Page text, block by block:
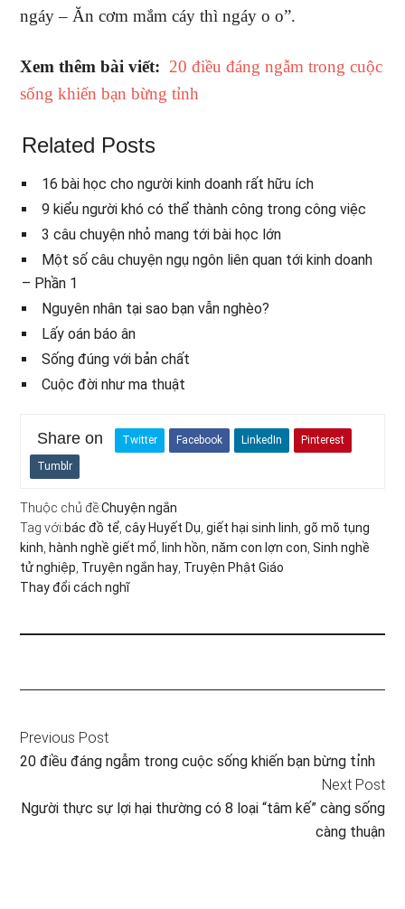
ngáy – Ăn cơm mắm cáy thì ngáy o o”.
Xem thêm bài viết: 20 điều đáng ngẫm trong cuộc
sống khiến bạn bừng tỉnh
Related Posts
16 bài học cho người kinh doanh rất hữu ích
9 kiểu người khó có thể thành công trong công việc
3 câu chuyện nhỏ mang tới bài học lớn
Một số câu chuyện ngụ ngôn liên quan tới kinh doanh
– Phần 1
Nguyên nhân tại sao bạn vẫn nghèo?
Lấy oán báo ân
Sống đúng với bản chất
Cuộc đời như ma thuật
Share on Twitter Facebook LinkedIn Pinterest
Tumblr
Thuộc chủ đề:Chuyện ngắn
Tag với:bác đồ tể ,cây Huyết Dụ ,giết hại sinh linh ,gõ mõ tụng
kinh hành nghề giết mổ linh hồn ,năm con lợn con ,Sinh nghề
tử nghiệp Truyện ngắn hay Truyện Phật Giáo
Thay đổi cách nghĩ
Previous Post
20 điều đáng ngẫm trong cuộc sống khiến bạn bừng tỉnh
Next Post
Người thực sự lợi hại thường có 8 loại “tâm kế” càng sống
càng thuận